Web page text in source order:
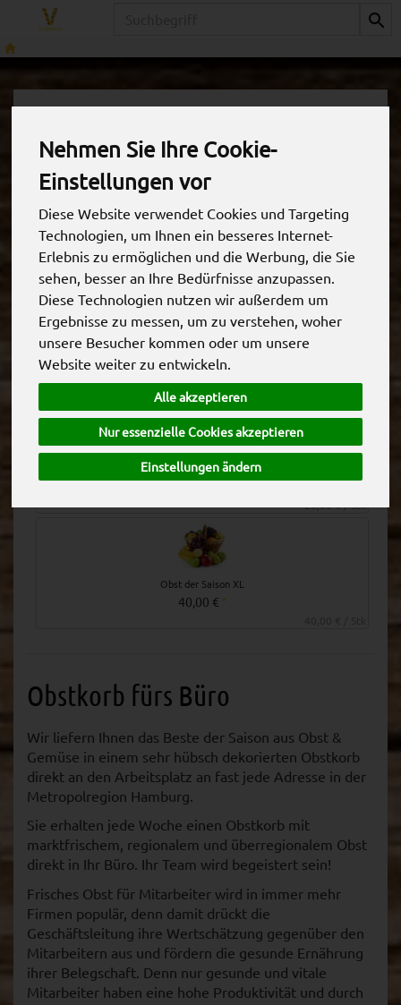
Nehmen Sie Ihre Cookie-
Einstellungen vor
Diese Website verwendet Cookies und Targeting
Technologien, um Ihnen ein besseres Internet-
Erlebnis zu ermöglichen und die Werbung, die Sie
sehen, besser an Ihre Bedürfnisse anzupassen.
Diese Technologien nutzen wir außerdem um
Ergebnisse zu messen, um zu verstehen, woher
unsere Besucher kommen oder um unsere
Website weiter zu entwickeln.
Alle akzeptieren
Nur essenzielle Cookies akzeptieren
Einstellungen ändern
Lieferservice fürs Büro
Wir liefern frisches Obst und Gemüse Körbe an fast
jede Adresse in der Metropolregion Hamburg mit
unserem eigenen Lieferdienst- alles direkt vom
Hamburger Großmarkt ! Denn wir sind spezialisiert auf
den Obstkorb fürs Büro für Geschäftskunden. Das
bedeutet: wir wissen ein bisschen mehr über Ihre
Anforderungen als Ihr gewöhnlicher Obsthändler und
jede Lieferung wird individuell auf Ihre Bedürfnisse
angepasst.
Obst der Saison S
25,00 €*
25,00 € / Stk
Obst der Saison XL
40,00 € *
Obstkorb fürs Büro
Wir liefern Ihnen das Beste der Saison aus Obst &
Gemüse in einem sehr hübsch dekorierten Obstkorb
direkt an den Arbeitsplatz an fast jede Adresse in der
Metropolregion Hamburg.
Sie erhalten jede Woche einen Obstkorb mit
marktfrischem, regionalem und überregionalem Obst
direkt in Ihr Büro. Ihr Team wird begeistert sein!
Frisches Obst für Mitarbeiter wird in immer mehr
Firmen populär, denn damit drückt die
Geschäftsleitung ihre Wertschätzung gegenüber den
Mitarbeitern aus und fördern die gesunde Ernährung
ihrer Belegschaft. Denn nur gesunde und vitale
Mitarbeiter haben eine hohe Produktivität und durch